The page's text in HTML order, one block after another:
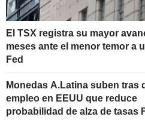
El TSX registra su mayor
meses ante el menor temor a
Fed
Monedas A.Latina suben tras
empleo en EEUU que reduce
probabilidad de alza de tasas